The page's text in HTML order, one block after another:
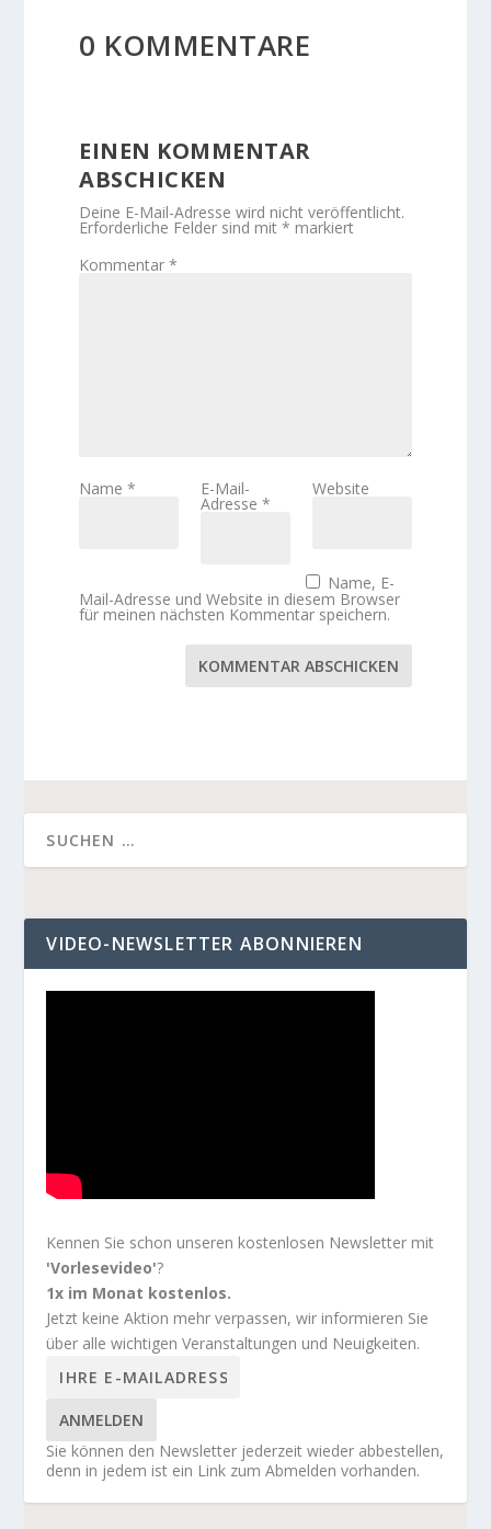
0 KOMMENTARE
EINEN KOMMENTAR
ABSCHICKEN
Deine E-Mail-Adresse wird nicht veröffentlicht.
Erforderliche Felder sind mit* markiert
Kommentar*
Name* E-Mail-
Adresse*
Website
Name, E-
Mail-Adresse und Website in diesem Browser
für meinen nächsten Kommentar speichern.
KOMMENTAR ABSCHICKEN
VIDEO-NEWSLETTER ABONNIEREN
Kennen Sie schon unseren kostenlosen Newsletter mit
'Vorlesevideo'?
1x im Monat kostenlos.
Jetzt keine Aktion mehr verpassen, wir informieren Sie
über alle wichtigen Veranstaltungen und Neuigkeiten.
ANMELDEN
Sie können den Newsletter jederzeit wieder abbestellen,
denn in jedem ist ein Link zum Abmelden vorhanden.